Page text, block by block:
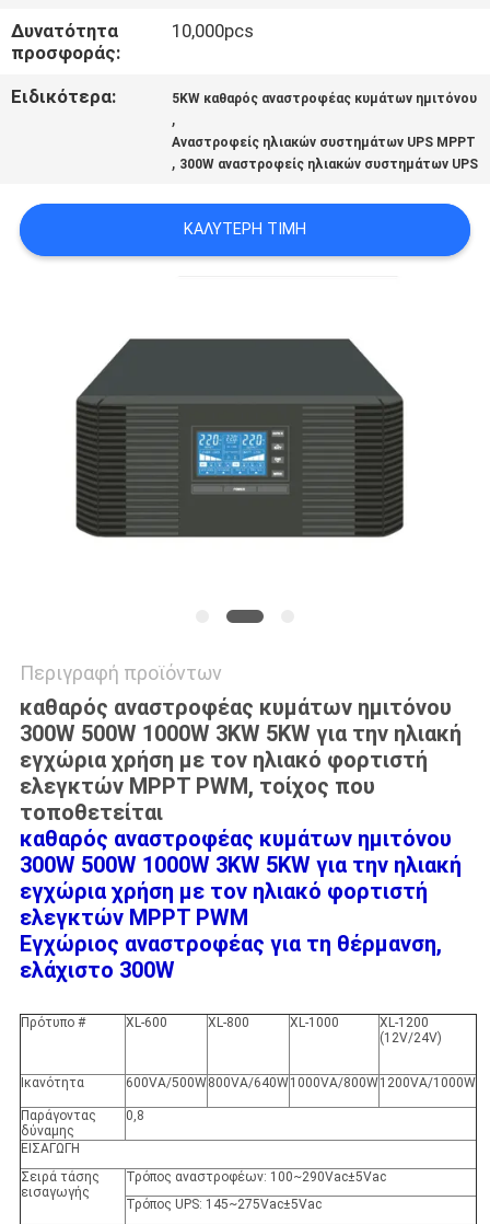
ΖΗΤΉΣΤΕ
ΜΙΑ
ΠΡΟΣΦΟΡΆ
ΠΟΛΙΤΙΚΉ
ΜΥΣΤΙΚΌΤΗΤΑΣ
Δυνατότητα
προσφοράς:
10,000pcs
Ειδικότερα: 5KW καθαρός αναστροφέας κυμάτων ημιτόνου
,
Αναστροφείς ηλιακών συστημάτων UPS MPPT
, 300W αναστροφείς ηλιακών συστημάτων UPS
ΚΑΛΎΤΕΡΗ ΤΙΜΉ
Περιγραφή προϊόντων
καθαρός αναστροφέας κυμάτων ημιτόνου
300W 500W 1000W 3KW 5KW για την ηλιακή
εγχώρια χρήση με τον ηλιακό φορτιστή
ελεγκτών MPPT PWM, τοίχος που
τοποθετείται
καθαρός αναστροφέας κυμάτων ημιτόνου
300W 500W 1000W 3KW 5KW για την ηλιακή
εγχώρια χρήση με τον ηλιακό φορτιστή
ελεγκτών MPPT PWM
Εγχώριος αναστροφέας για τη θέρμανση,
ελάχιστο 300W
Πρότυπο # XL-600 XL-800 XL-1000
XL-1200
(12V/24V)
Ικανότητα 600VA/500W800VA/640W1000VA/800W1200VA/1000W
Παράγοντας
δύναμης
0,8
ΕΙΣΑΓΩΓΗ
Σειρά τάσης
εισαγωγής
Τρόπος αναστροφέων: 100~290Vac±5Vac
Τρόπος UPS: 145~275Vac±5Vac